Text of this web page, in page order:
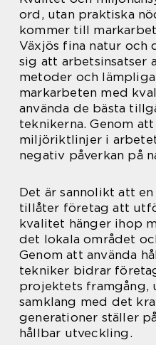
ord, utan praktiska
kommer till
Växjös fina natur och
sig att arbetsinsatser
metoder och
markarbeten med
använda de bästa
teknikerna. Genom
miljöriktlinjer i
negativ påverkan på
Det är sannolikt att
tillåter företag att
kvalitet hänger ihop
det lokala området
Genom att använda
tekniker bidrar
projektets framgång,
samklang med det
generationer ställer
hållbar utveckling.